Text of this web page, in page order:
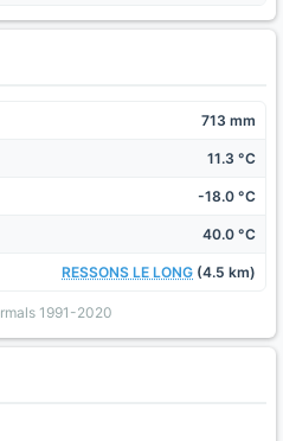
713 mm
11.3 °C
-18.0 °C
40.0 °C
RESSONS LE LONG (4.5 km)
1991-2020